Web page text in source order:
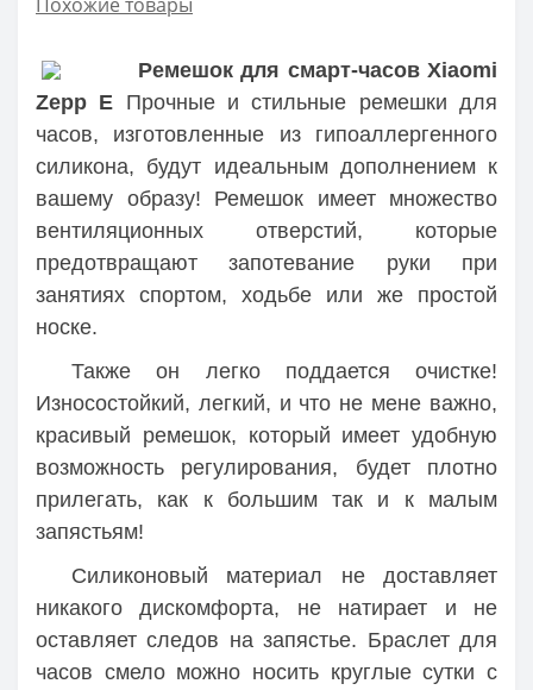
Ремешок для смарт-часов Xiaomi
Zepp E Прочные и стильные ремешки для
часов, изготовленные из гипоаллергенного
силикона, будут идеальным дополнением к
вашему образу! Ремешок имеет множество
вентиляционных отверстий, которые
предотвращают запотевание руки при
занятиях спортом, ходьбе или же простой
носке.
Также он легко поддается очистке!
Износостойкий, легкий, и что не мене важно,
красивый ремешок, который имеет удобную
возможность регулирования, будет плотно
прилегать, как к большим так и к малым
запястьям!
Силиконовый материал не доставляет
никакого дискомфорта, не натирает и не
оставляет следов на запястье. Браслет для
часов смело можно носить круглые сутки с